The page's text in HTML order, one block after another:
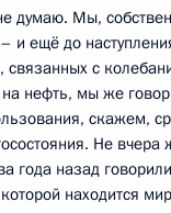
думаю. Мы,
и ещё до
связанных с
нефть, мы же
скажем,
Не
года назад
находится